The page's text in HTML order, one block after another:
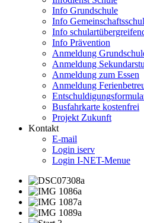
Info Grundschule
Info
Info
Info Prävention
Anmeldung
Anmeldung
Anmeldung zum Essen
Anmeldung
Busfahrkarte kostenfrei
Projekt Zukunft
Kontakt
E-mail
Login iserv
Login I-NET-Menue